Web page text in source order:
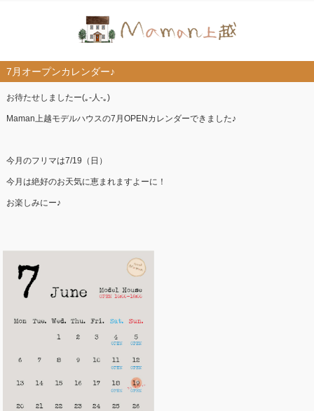
7月オープンカレンダー♪
お待たせしましたー(｡-人-｡)
Maman上越モデルハウスの7月OPENカレンダーできました♪
今月のフリマは7/19（日）
今月は絶好のお天気に恵まれますよーに！
お楽しみにー♪